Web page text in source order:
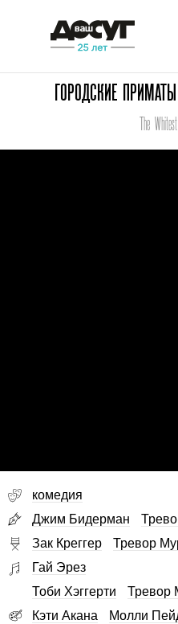
ГОРОДСКИЕ
The
комедия
Джим Бидерман
Зак Креггер
Тревор
Гай Эрез
Тоби Хэггерти
Тревор
Кэти Акана
Молли